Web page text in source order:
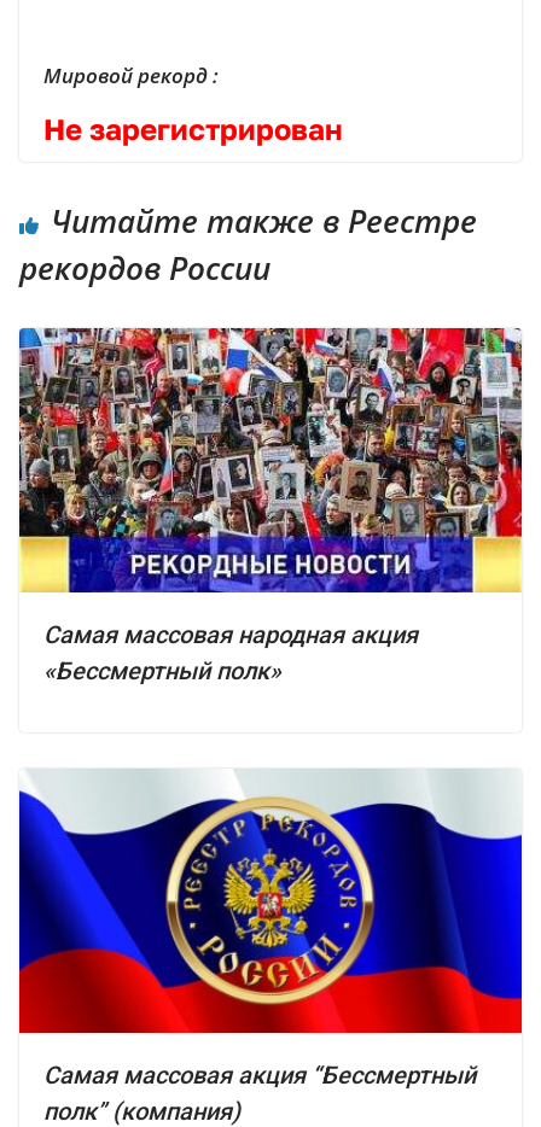
Мировой рекорд :
Не зарегистрирован
Читайте также в Реестре
рекордов России
Самая массовая народная акция
«Бессмертный полк»
Самая массовая акция “Бессмертный
полк” (компания)